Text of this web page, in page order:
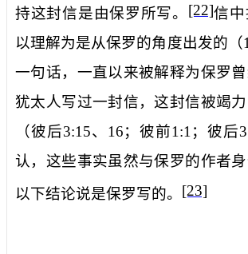
持这封信是由保罗所写。 [22]信
以理解为是从保罗的角度出发的（
一句话，一直以来被解释为保罗
犹太人写过一封信，这封信被竭
（彼后3:15、 16；彼前1:1 ；彼后
认，这些事实虽然与保罗的作者
以下结论说是保罗写的。 [23]